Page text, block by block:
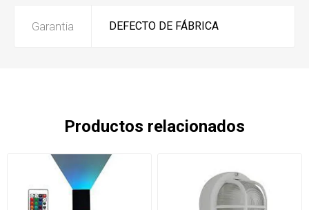
Garantia DEFECTO DE FÁBRICA
Productos relacionados